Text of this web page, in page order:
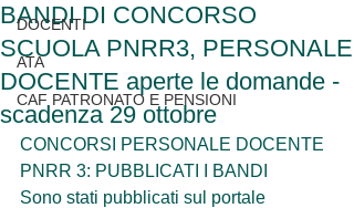
DOCENTI
ATA
CAF PATRONATO E PENSIONI
BANDI DI CONCORSO
SCUOLA PNRR3, PERSONALE
DOCENTE aperte le domande -
scadenza 29 ottobre
CONCORSI PERSONALE DOCENTE
PNRR 3: PUBBLICATI I BANDI
Sono stati pubblicati sul portale